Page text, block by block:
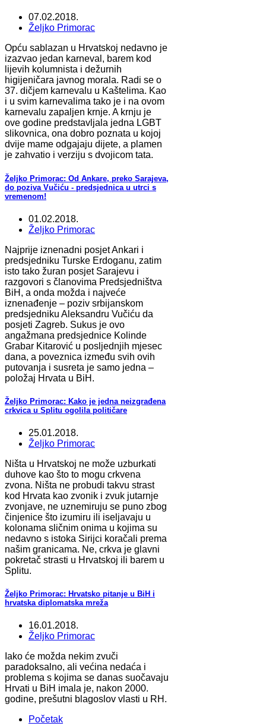
07.02.2018.
Željko Primorac
Opću sablazan u Hrvatskoj nedavno je
izazvao jedan karneval, barem kod
lijevih kolumnista i dežurnih
higijeničara javnog morala. Radi se o
37. dičjem karnevalu u Kaštelima. Kao
i u svim karnevalima tako je i na ovom
karnevalu zapaljen krnje. A krnju je
ove godine predstavljala jedna LGBT
slikovnica, ona dobro poznata u kojoj
dvije mame odgajaju dijete, a plamen
je zahvatio i verziju s dvojicom tata.
Željko Primorac: Od Ankare, preko Sarajeva,
do poziva Vučiću - predsjednica u utrci s
vremenom!
01.02.2018.
Željko Primorac
Najprije iznenadni posjet Ankari i
predsjedniku Turske Erdoganu, zatim
isto tako žuran posjet Sarajevu i
razgovori s članovima Predsjedništva
BiH, a onda možda i najveće
iznenađenje – poziv srbijanskom
predsjedniku Aleksandru Vučiću da
posjeti Zagreb. Sukus je ovo
angažmana predsjednice Kolinde
Grabar Kitarović u posljednjih mjesec
dana, a poveznica između svih ovih
putovanja i susreta je samo jedna –
položaj Hrvata u BiH.
Željko Primorac: Kako je jedna neizgrađena
crkvica u Splitu ogolila političare
25.01.2018.
Željko Primorac
Ništa u Hrvatskoj ne može uzburkati
duhove kao što to mogu crkvena
zvona. Ništa ne probudi takvu strast
kod Hrvata kao zvonik i zvuk jutarnje
zvonjave, ne uznemiruju se puno zbog
činjenice što izumiru ili iseljavaju u
kolonama sličnim onima u kojima su
nedavno s istoka Sirijci koračali prema
našim granicama. Ne, crkva je glavni
pokretač strasti u Hrvatskoj ili barem u
Splitu.
Željko Primorac: Hrvatsko pitanje u BiH i
hrvatska diplomatska mreža
16.01.2018.
Željko Primorac
Iako će možda nekim zvuči
paradoksalno, ali većina nedaća i
problema s kojima se danas suočavaju
Hrvati u BiH imala je, nakon 2000.
godine, prešutni blagoslov vlasti u RH.
Početak